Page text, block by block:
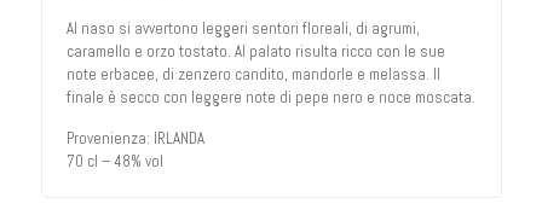
Al naso si avvertono leggeri sentori floreali, di agrumi,
caramello e orzo tostato. Al palato risulta ricco con le sue
note erbacee, di zenzero candito, mandorle e melassa. Il
finale è secco con leggere note di pepe nero e noce moscata.
Provenienza: IRLANDA
70 cl – 48% vol